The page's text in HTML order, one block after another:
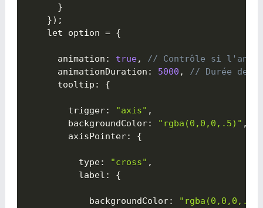
}
}) ;
    let option
= {
      animation
: true,
// Contrôle si
      animationDuration
: 5000 ,
// Durée de
      tooltip
: {
        trigger
: "axis" ,
        backgroundColor
: "rgba(0,0,0,.5)" ,
        axisPointer
: {
          type
: "cross" ,
          label
: {
            backgroundColor
:
"rgba(0,0,0,.5)"